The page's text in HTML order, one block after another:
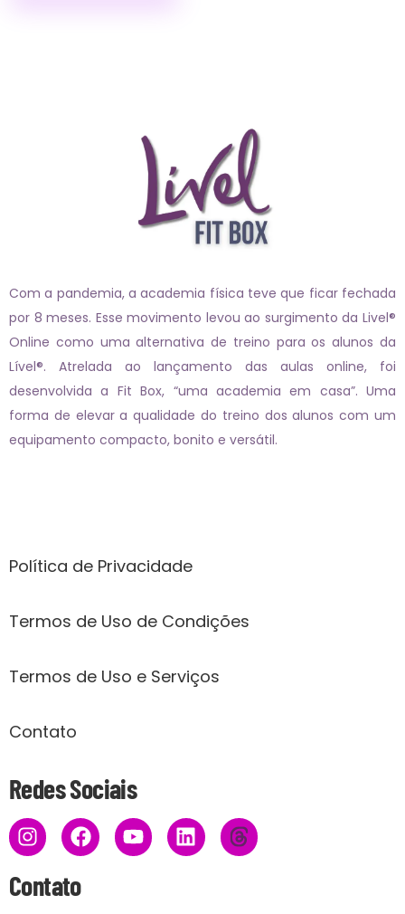
Com a pandemia, a academia física teve que ficar fechada
por 8 meses. Esse movimento levou ao surgimento da Livel®
Online como uma alternativa de treino para os alunos da
Lível®. Atrelada ao lançamento das aulas online, foi
desenvolvida a Fit Box, “uma academia em casa”. Uma
forma de elevar a qualidade do treino dos alunos com um
equipamento compacto, bonito e versátil.
Política de Privacidade
Termos de Uso de Condições
Termos de Uso e Serviços
Contato
Redes Sociais
Contato